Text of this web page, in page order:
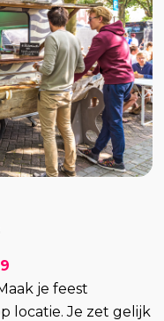
je feest
locatie. Je zet gelijk